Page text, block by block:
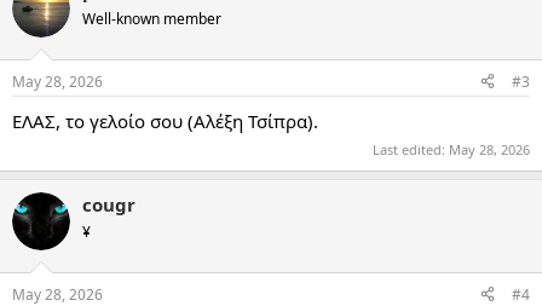
t
i
s
Well-known member
May 28, 2026 #3
ΕΛΑΣ, το γελοίο σου (Αλέξη Τσίπρα).
Last edited: May 28, 2026
cougr
¥
May 28, 2026 #4